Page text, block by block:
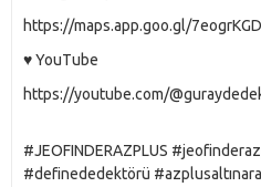
https://maps.app.goo.gl/
♥️ YouTube
https://youtube.com/
#JEOFINDERAZPLUS
#definededektörü